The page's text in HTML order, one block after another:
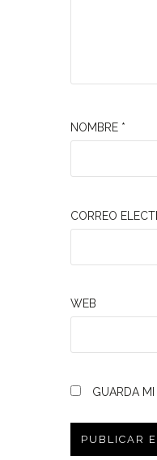
NOMBRE *
CORREO
WEB
GUARDA